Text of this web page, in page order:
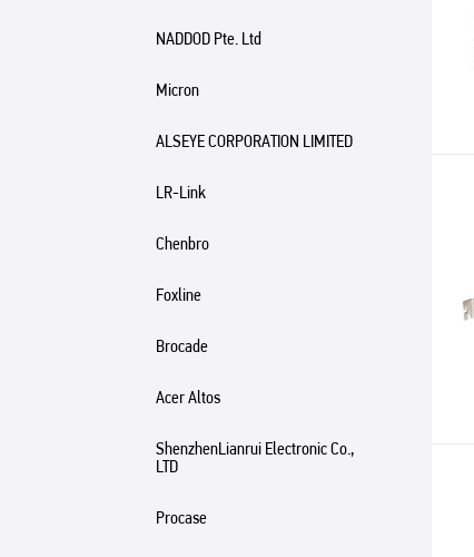
NADDOD Pte. Ltd
Micron
ALSEYE CORPORATION LIMITED
LR-Link
Chenbro
Foxline
Brocade
Acer Altos
ShenzhenLianrui Electronic Co.,
LTD
Procase